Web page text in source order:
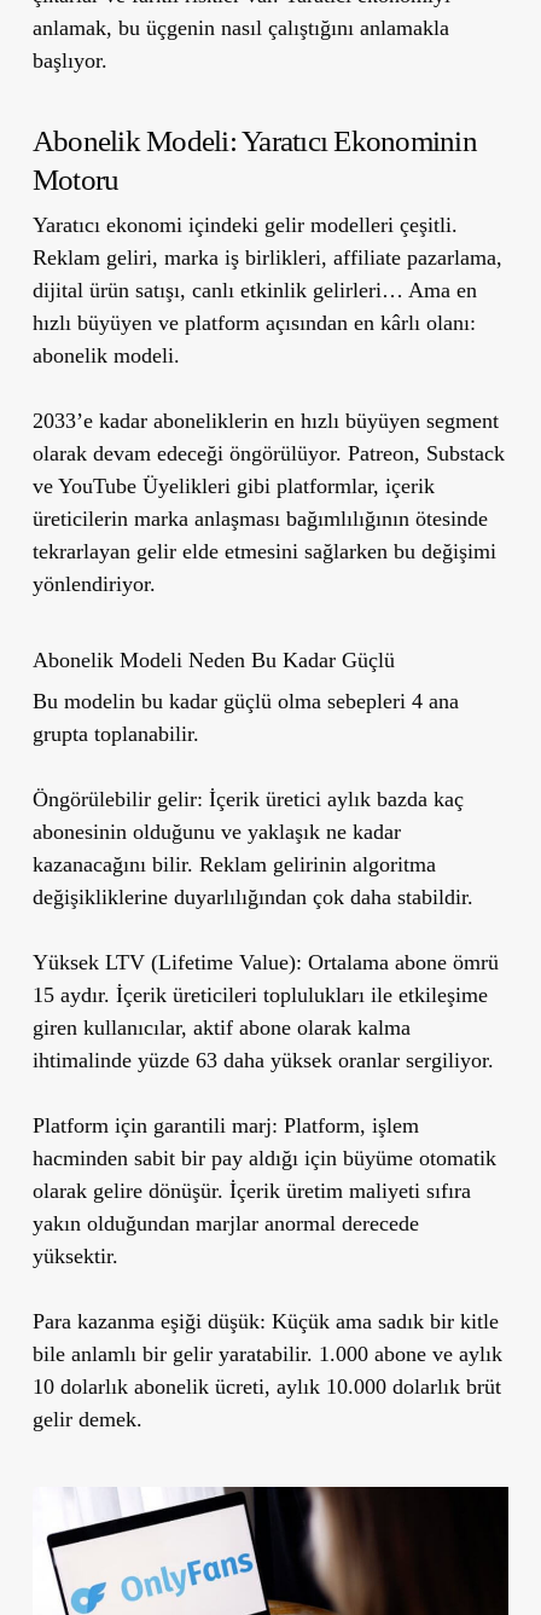
anlamak, bu üçgenin nasıl çalıştığını anlamakla
başlıyor.
Abonelik Modeli: Yaratıcı Ekonominin
Motoru
Yaratıcı ekonomi içindeki gelir modelleri çeşitli.
Reklam geliri, marka iş birlikleri, affiliate pazarlama,
dijital ürün satışı, canlı etkinlik gelirleri… Ama en
hızlı büyüyen ve platform açısından en kârlı olanı:
abonelik modeli.
2033’e kadar aboneliklerin en hızlı büyüyen segment
olarak devam edeceği öngörülüyor. Patreon, Substack
ve YouTube Üyelikleri gibi platformlar, içerik
üreticilerin marka anlaşması bağımlılığının ötesinde
tekrarlayan gelir elde etmesini sağlarken bu değişimi
yönlendiriyor.
Abonelik Modeli Neden Bu Kadar Güçlü
Bu modelin bu kadar güçlü olma sebepleri 4 ana
grupta toplanabilir.
Öngörülebilir gelir: İçerik üretici aylık bazda kaç
abonesinin olduğunu ve yaklaşık ne kadar
kazanacağını bilir. Reklam gelirinin algoritma
değişikliklerine duyarlılığından çok daha stabildir.
Yüksek LTV (Lifetime Value): Ortalama abone ömrü
15 aydır. İçerik üreticileri toplulukları ile etkileşime
giren kullanıcılar, aktif abone olarak kalma
ihtimalinde yüzde 63 daha yüksek oranlar sergiliyor.
Platform için garantili marj: Platform, işlem
hacminden sabit bir pay aldığı için büyüme otomatik
olarak gelire dönüşür. İçerik üretim maliyeti sıfıra
yakın olduğundan marjlar anormal derecede
yüksektir.
Para kazanma eşiği düşük: Küçük ama sadık bir kitle
bile anlamlı bir gelir yaratabilir. 1.000 abone ve aylık
10 dolarlık abonelik ücreti, aylık 10.000 dolarlık brüt
gelir demek.